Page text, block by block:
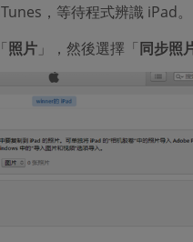
，等待程式辨識 iPad。
照片」，然後選擇「同步照